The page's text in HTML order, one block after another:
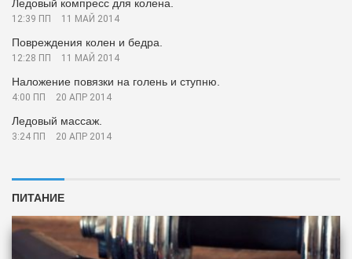
Ледовый компресс для колена.
12:39 ПП 11 МАЙ 2014
Повреждения колен и бедра.
12:28 ПП 11 МАЙ 2014
Наложение повязки на голень и ступню.
4:00 ПП 20 АПР 2014
Ледовый массаж.
3:24 ПП 20 АПР 2014
ПИТАНИЕ